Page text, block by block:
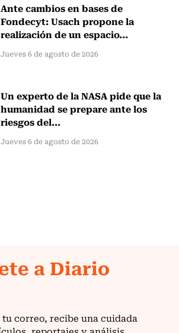
Ante cambios en bases de
Fondecyt: Usach propone la
realización de un espacio...
Jueves 6 de agosto de 2026
Un experto de la NASA pide que la
humanidad se prepare ante los
riesgos del...
Jueves 6 de agosto de 2026